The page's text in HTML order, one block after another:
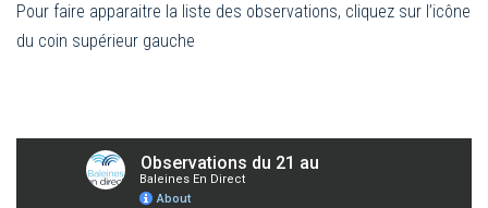
Pour faire apparaitre la liste des observations, cliquez sur l’icône
du coin supérieur gauche